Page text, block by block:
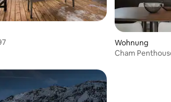
Wohnung
Cham